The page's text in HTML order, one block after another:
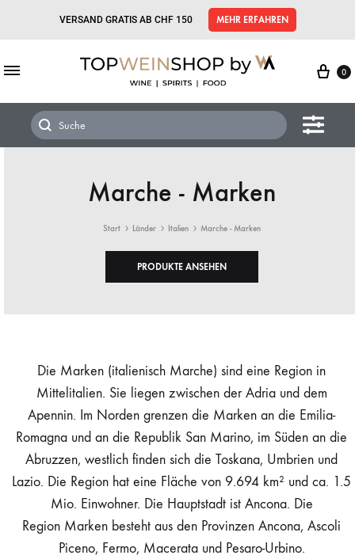
VERSAND GRATIS AB CHF 150 MEHR ERFAHREN
0
Marche - Marken
Start Länder Italien Marche - Marken
PRODUKTE ANSEHEN
Die Marken (italienisch Marche) sind eine Region in
Mittelitalien. Sie liegen zwischen der Adria und dem
Apennin. Im Norden grenzen die Marken an die Emilia-
Romagna und an die Republik San Marino, im Süden an die
Abruzzen, westlich finden sich die Toskana, Umbrien und
Lazio. Die Region hat eine Fläche von 9.694 km² und ca. 1.5
Mio. Einwohner. Die Hauptstadt ist Ancona. Die
Region Marken besteht aus den Provinzen Ancona, Ascoli
Piceno, Fermo, Macerata und Pesaro-Urbino.